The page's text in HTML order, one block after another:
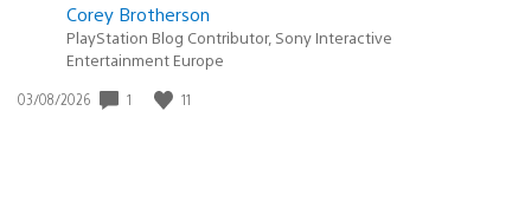
Corey Brotherson
PlayStation Blog Contributor, Sony Interactive
Entertainment Europe
Date
03/08/2026 1 11